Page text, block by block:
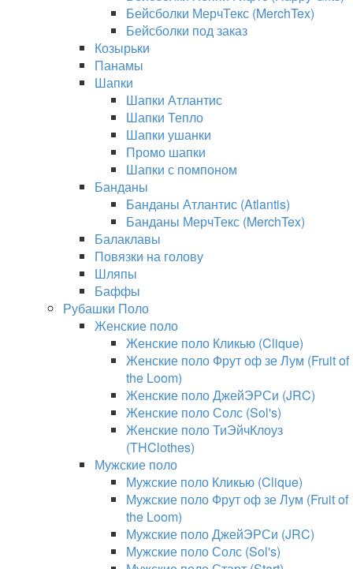
Бейсболки МерчТекс (MerchTex)
Бейсболки под заказ
Козырьки
Панамы
Шапки
Шапки Атлантис
Шапки Тепло
Шапки ушанки
Промо шапки
Шапки с помпоном
Банданы
Банданы Атлантис (Atlantis)
Банданы МерчТекс (MerchTex)
Балаклавы
Повязки на голову
Шляпы
Баффы
Рубашки Поло
Женские поло
Женские поло Кликью (Clique)
Женские поло Фрут оф зе Лум (Fruit of
the Loom)
Женские поло ДжейЭРСи (JRC)
Женские поло Солс (Sol's)
Женские поло ТиЭйчКлоуз
(THClothes)
Мужские поло
Мужские поло Кликью (Clique)
Мужские поло Фрут оф зе Лум (Fruit of
the Loom)
Мужские поло ДжейЭРСи (JRC)
Мужские поло Солс (Sol's)